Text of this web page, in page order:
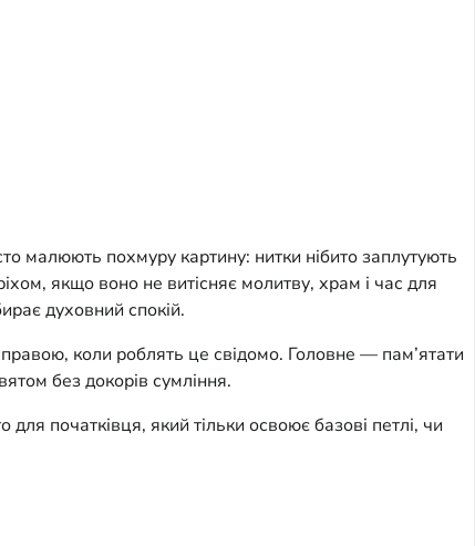
малюють похмуру картину: нитки нібито заплутують
якщо воно не витісняє молитву, храм і час для
духовний спокій.
коли роблять це свідомо. Головне — пам’ятати
без докорів сумління.
початківця, який тільки освоює базові петлі, чи